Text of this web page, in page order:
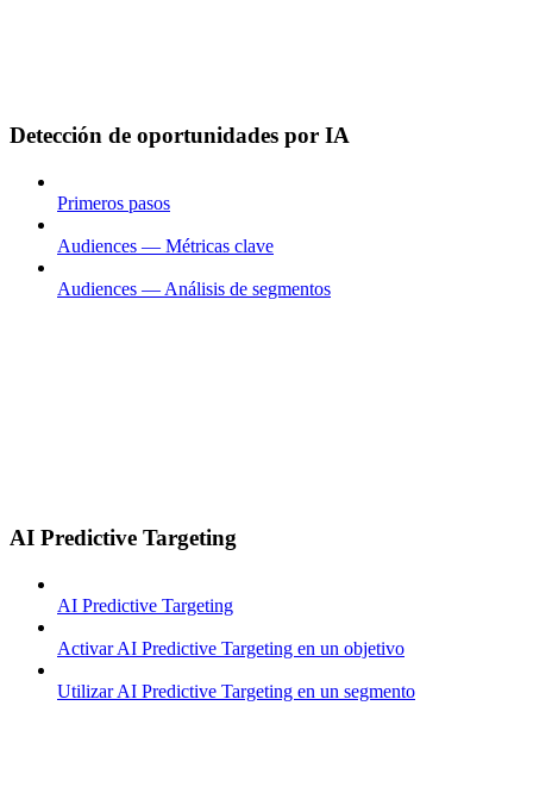
Detección de oportunidades por IA
Primeros pasos
Audiences — Métricas clave
Audiences — Análisis de segmentos
AI Predictive Targeting
AI Predictive Targeting
Activar AI Predictive Targeting en un objetivo
Utilizar AI Predictive Targeting en un segmento